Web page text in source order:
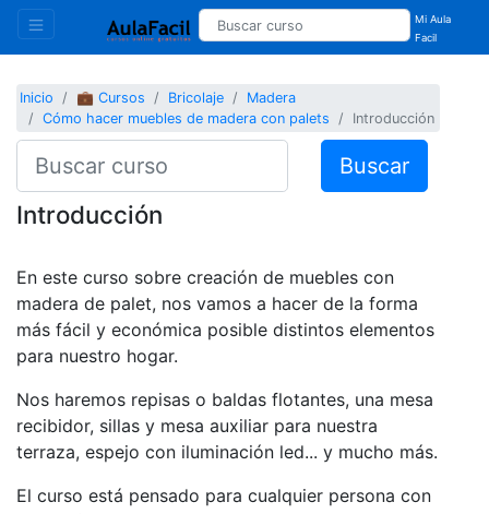
Mi Aula
Facil
Inicio 💼 Cursos Bricolaje
Madera
Cómo hacer muebles de madera con palets
Introducción
Buscar
Introducción
En este curso sobre creación de muebles con
madera de palet, nos vamos a hacer de la forma
más fácil y económica posible distintos elementos
para nuestro hogar.
Nos haremos repisas o baldas flotantes, una mesa
recibidor, sillas y mesa auxiliar para nuestra
terraza, espejo con iluminación led... y mucho más.
El curso está pensado para cualquier persona con